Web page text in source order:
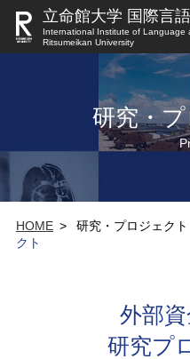
立命館大学 国際言
International Institute of Language
Ritsumeikan University
研究・
HOME> 研究・プロジェクト
クト
外部
研究プ